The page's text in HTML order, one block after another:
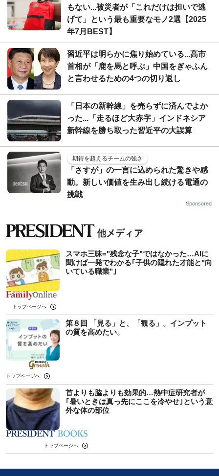
もない...被災者が「これだけは担いで逃
げて」という最も重要なモノ2選【2025
年7月BEST】
習近平は明らかに焦り始めている...高市
首相が「鹿を馬と呼ぶ」中国をぎゃふん
と言わせるための4つの切り返し
「日本の新幹線」を売らずに済んでよか
った...「走るほど大赤字」インドネシア
新幹線を勝ち取った習近平の大誤算
期待を超えるチームの強さ
「さすが」の一言に込められた驚きや感
動。新しい価値を生み出し続ける電通の
挑戦
Sponsored
スマホ三昧="残念な子"ではなかった…AIに
聞けば一発でわかる｢子供の隠れた才能と"向
いている職業"｣
トップページへ
第８回 「見る」と、「観る」。インプット
の質を高めたい。
トップページへ
首よりも脇よりも効果的…熱中症研究者が
｢暑いときは真っ先にここを冷やせ｣という意
外な体の部位
トップページへ